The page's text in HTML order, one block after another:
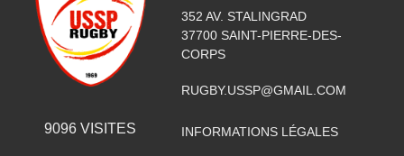
9096 VISITES
352 AV. STALINGRAD
37700 SAINT-PIERRE-DES-
CORPS
RUGBY.USSP@GMAIL.COM
INFORMATIONS LÉGALES